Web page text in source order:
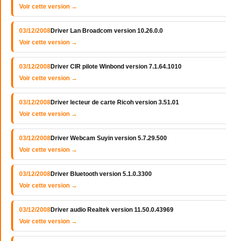
Voir cette version →
03/12/2008Driver Lan Broadcom version 10.26.0.0
Voir cette version →
03/12/2008Driver CIR pilote Winbond version 7.1.64.1010
Voir cette version →
03/12/2008Driver lecteur de carte Ricoh version 3.51.01
Voir cette version →
03/12/2008Driver Webcam Suyin version 5.7.29.500
Voir cette version →
03/12/2008Driver Bluetooth version 5.1.0.3300
Voir cette version →
03/12/2008Driver audio Realtek version 11.50.0.43969
Voir cette version →